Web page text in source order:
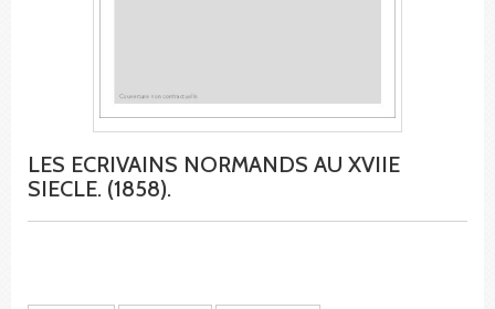
LES ECRIVAINS NORMANDS AU XVIIE
SIECLE. (1858).